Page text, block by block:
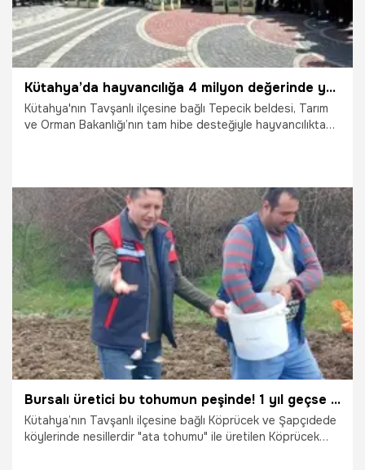
Kütahya’da hayvancılığa 4 milyon değerinde yüzde 100 hibeli dev destek!
Kütahya'nın Tavşanlı ilçesine bağlı Tepecik beldesi, Tarım
ve Orman Bakanlığı’nın tam hibe desteğiyle hayvancılıkta
yangın tertibatlı su tankeri hediye edildi. 2028 yılına kadar
sürecek olan 3 milyon 965 bin TL bütçeli proje; sadece
tohumla değil, manda havuzlarından güneş enerjili sulama
sistemlerine kadar bölgeyi tam donanımlı bir hayvancılık
üssüne çevirecek.
14.04.2026 Gündem
Bursalı üretici bu tohumun peşinde! 1 yıl geçse bile ilk günkü gibi taze kalıyor: Pazarda kapış kapış gidiyor
Kütahya’nın Tavşanlı ilçesine bağlı Köprücek ve Şapçıdede
köylerinde nesillerdir "ata tohumu" ile üretilen Köprücek